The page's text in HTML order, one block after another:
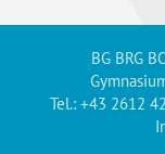
BG BRG
Tel.: +43 2612